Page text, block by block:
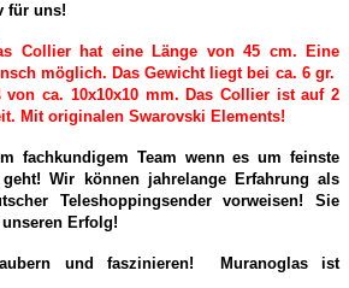
für uns!
Collier hat eine Länge von 45 cm. Eine
möglich. Das Gewicht liegt bei ca. 6 gr.
von ca. 10x10x10 mm. Das Collier ist auf 2
Mit originalen Swarovski Elements!
fachkundigem Team wenn es um feinste
geht! Wir können jahrelange Erfahrung als
Teleshoppingsender vorweisen! Sie
Erfolg!
und faszinieren! Muranoglas ist